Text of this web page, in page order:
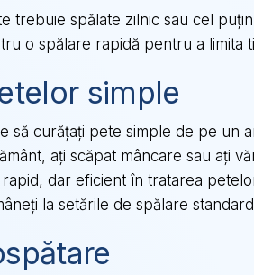
trebuie spălate zilnic sau cel
o spălare rapidă pentru a limita
simple
să curățați pete simple de pe
ați scăpat mâncare sau ați
dar eficient în tratarea
la setările de spălare